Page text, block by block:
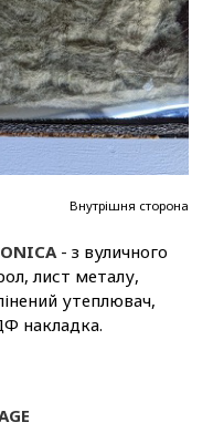
Внутрішня сторона
- з вуличного
лист металу,
утеплювач,
накладка.